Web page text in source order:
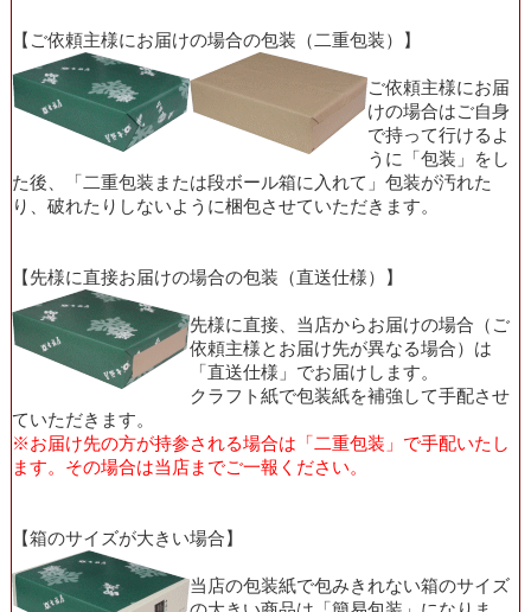
【ご依頼主様にお届けの場合の包装（二重包装）】
ご依頼主様にお届
けの場合はご自身
で持って行けるよ
うに「包装」をし
た後、「二重包装または段ボール箱に入れて」包装が汚れた
り、破れたりしないように梱包させていただきます。
【先様に直接お届けの場合の包装（直送仕様）】
先様に直接、当店からお届けの場合（ご
依頼主様とお届け先が異なる場合）は
「直送仕様」でお届けします。
クラフト紙で包装紙を補強して手配させ
ていただきます。
※お届け先の方が持参される場合は「二重包装」で手配いたし
ます。その場合は当店までご一報ください。
【箱のサイズが大きい場合】
当店の包装紙で包みきれない箱のサイズ